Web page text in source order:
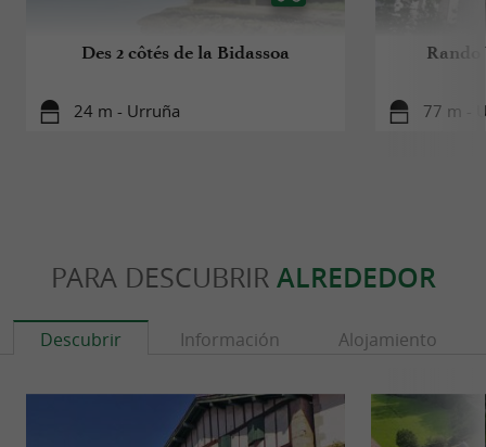
Des 2 côtés de la Bidassoa
24 m - Urruña 77 m -
PARA DESCUBRIR ALREDEDOR
Descubrir Información Alojamiento